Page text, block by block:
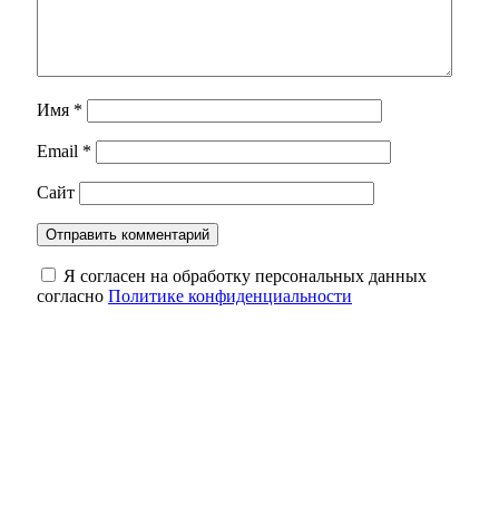
Имя *
Email *
Сайт
Я согласен на обработку персональных данных
согласно Политике конфиденциальности